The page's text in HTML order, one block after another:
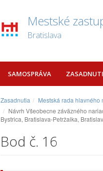
Mestské
Bratislava
SAMOSPRÁVA
Zasadnutia
Mestská rada hlavného
Návrh Všeobecne záväzného
Bystrica, Bratislava-Petržalka,
Bod č. 16